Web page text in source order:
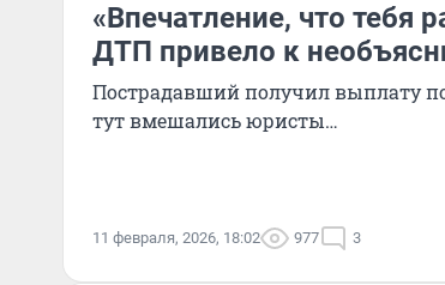
«Впечатление, что тебя
ДТП привело к
Пострадавший получил выплату
тут вмешались юристы…
11 февраля, 2026, 18:02 977 3